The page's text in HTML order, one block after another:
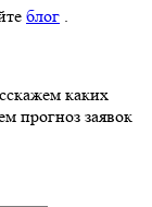
блог .
каких
прогноз заявок